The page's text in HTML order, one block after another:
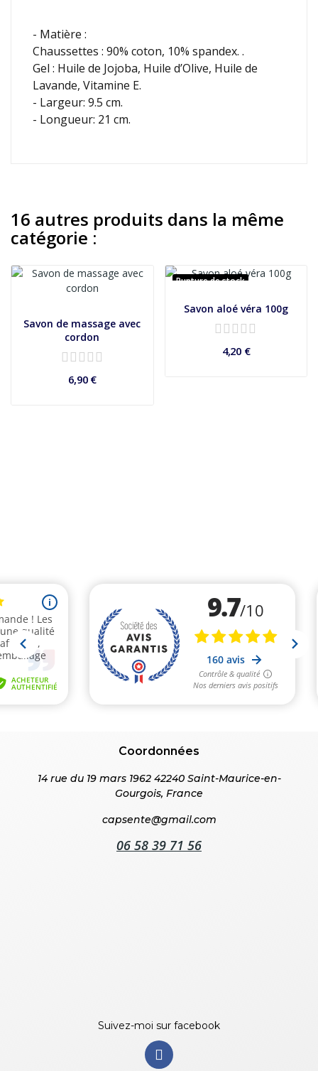
- Matière :
Chaussettes : 90% coton, 10% spandex. .
Gel : Huile de Jojoba, Huile d’Olive, Huile de
Lavande, Vitamine E.
- Largeur: 9.5 cm.
- Longueur: 21 cm.
16 autres produits dans la même
catégorie :
Savon de massage avec
cordon
6,90 €
Rupture de stock
Savon aloé véra 100g
4,20 €
Coordonnées
14 rue du 19 mars 1962 42240 Saint-Maurice-en-
Gourgois, France
capsente@gmail.com
06 58 39 71 56
Suivez-moi sur facebook